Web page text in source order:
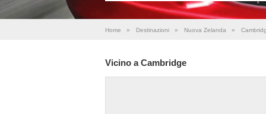
Home » Destinazioni » Nuova Zelanda »
Vicino a Cambridge